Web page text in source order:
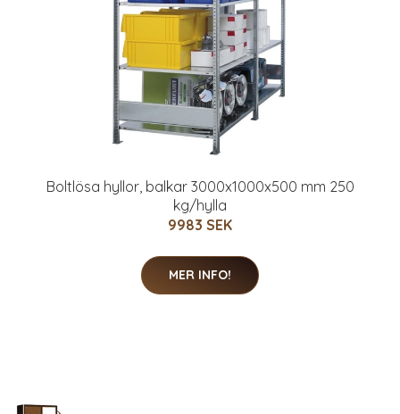
Boltlösa hyllor, balkar 3000x1000x500 mm 250
kg/hylla
9983 SEK
MER INFO!